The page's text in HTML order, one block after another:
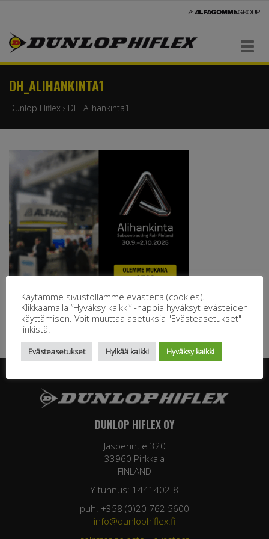
Navigaatio
DH_ALIHANKINTA1
Dunlop Hiflex › DH_Alihankinta1
DUNLOP HIFLEX OY
Jasperintie 320
33960 Pirkkala
FINLAND
Y-tunnus: 1441402-8
puh. +358 (0)20 762 5600
info@dunlophiflex.fi
Käytämme sivustollamme evästeitä (cookies).
Klikkaamalla “Hyväksy kaikki” -nappia hyväksyt evästeiden
käyttämisen. Voit muuttaa asetuksia "Evästeasetukset"
linkistä.
Evästeasetukset Hylkää kaikki Hyväksy kaikki